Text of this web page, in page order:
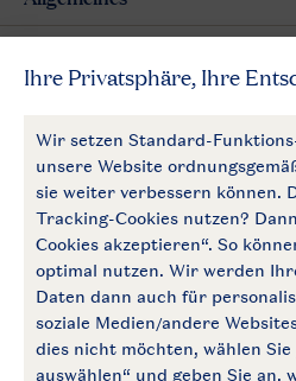
Follow
facebook
Zum Newsletter anmelden